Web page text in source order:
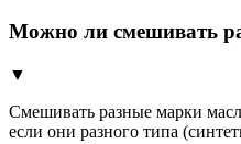
Можно ли смешивать
▼
Смешивать разные марки
если они разного типа